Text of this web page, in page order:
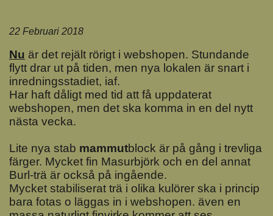
22 Februari 2018
Nu är det rejält rörigt i webshopen. Stundande
flytt drar ut på tiden, men nya lokalen är snart i
inredningsstadiet, iaf.
Har haft dåligt med tid att få uppdaterat
webshopen, men det ska komma in en del nytt
nästa vecka.
Lite nya stab mammutblock är på gång i trevliga
färger. Mycket fin Masurbjörk och en del annat
Burl-trä är också på ingående.
Mycket stabiliserat trä i olika kulörer ska i princip
bara fotas o läggas in i webshopen. även en